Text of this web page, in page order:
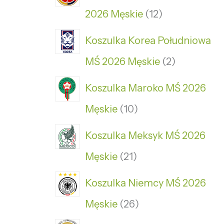
2026 Męskie 12
Koszulka Korea Południowa
MŚ 2026 Męskie 2
Koszulka Maroko MŚ 2026
Męskie 10
Koszulka Meksyk MŚ 2026
Męskie 21
Koszulka Niemcy MŚ 2026
Męskie 26